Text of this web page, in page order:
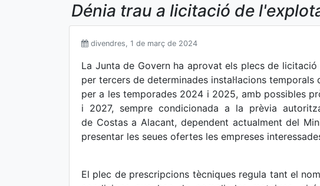
Dénia trau a licitació de
divendres, 1 de març de 2024
La Junta de Govern ha aprovat els plecs de
per tercers de determinades instal·lacions
per a les temporades 2024 i 2025, amb possibles
i 2027, sempre condicionada a la prèvia
de Costas a Alacant, dependent actualment del
presentar les seues ofertes les empreses
El plec de prescripcions tècniques regula tant el